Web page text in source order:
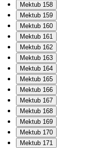
Mektub 158
Mektub 159
Mektub 160
Mektub 161
Mektub 162
Mektub 163
Mektub 164
Mektub 165
Mektub 166
Mektub 167
Mektub 168
Mektub 169
Mektub 170
Mektub 171